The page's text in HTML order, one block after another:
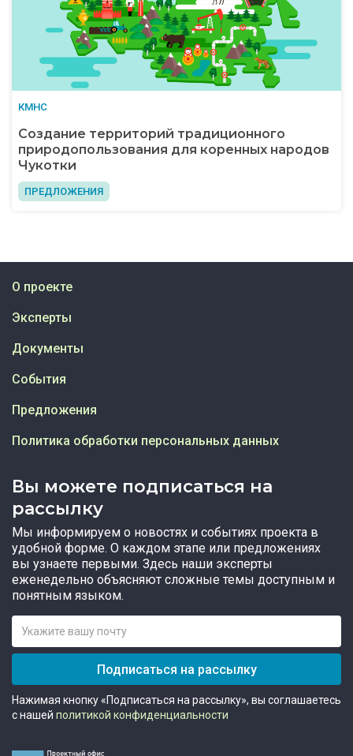
КМНС
Создание территорий традиционного
природопользования для коренных народов
Чукотки
ПРЕДЛОЖЕНИЯ
Вы можете подписаться на
рассылку
Мы информируем о новостях и событиях проекта в
удобной форме. О каждом этапе или предложениях
вы узнаете первыми. Здесь наши эксперты
еженедельно объясняют сложные темы доступным и
понятным языком.
Подписаться на рассылку
Нажимая кнопку «Подписаться на рассылку», вы соглашаетесь
с нашей политикой конфиденциальности
О проекте
Эксперты
Документы
События
Предложения
Политика обработки персональных данных